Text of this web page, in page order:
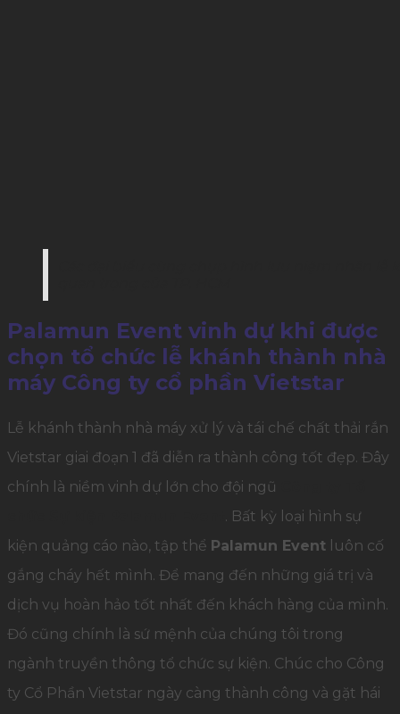
Palamun Event vinh dự khi được
chọn tổ chức lễ khánh thành nhà
máy Công ty cổ phần Vietstar
Lễ khánh thành nhà máy xử lý và tái chế chất thải rắn
Vietstar giai đoạn 1 đã diễn ra thành công tốt đẹp. Đây
chính là niềm vinh dự lớn cho đội ngũ
. Bất kỳ loại hình sự
kiện quảng cáo nào, tập thể Palamun Event luôn cố
gắng cháy hết mình. Để mang đến những giá trị và
dịch vụ hoàn hảo tốt nhất đến khách hàng của mình.
Đó cũng chính là sứ mệnh của chúng tôi trong
ngành truyền thông tổ chức sự kiện. Chúc cho Công
ty Cổ Phần Vietstar ngày càng thành công và gặt hái